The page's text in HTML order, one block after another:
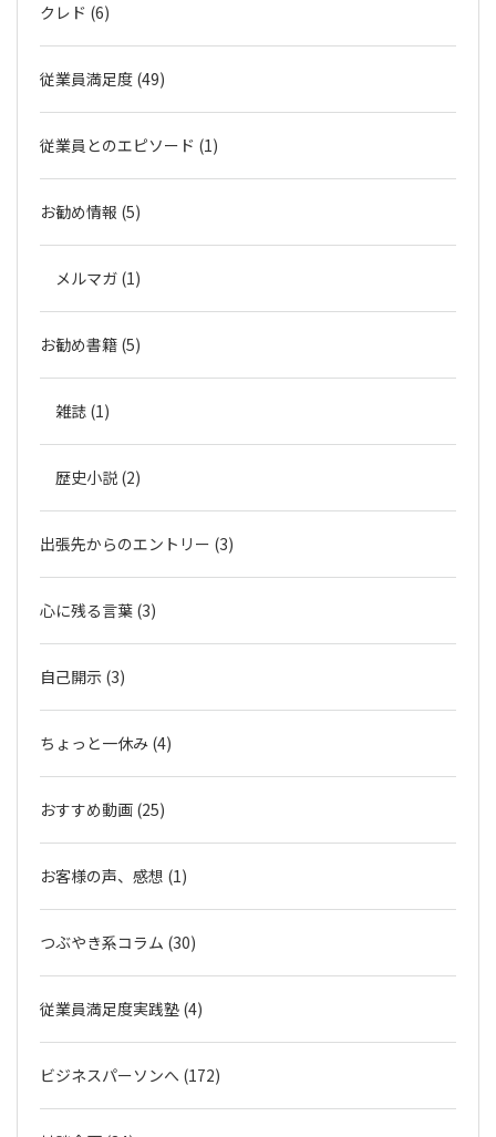
クレド (6)
従業員満足度 (49)
従業員とのエピソード (1)
お勧め情報 (5)
メルマガ (1)
お勧め書籍 (5)
雑誌 (1)
歴史小説 (2)
出張先からのエントリー (3)
心に残る言葉 (3)
自己開示 (3)
ちょっと一休み (4)
おすすめ動画 (25)
お客様の声、感想 (1)
つぶやき系コラム (30)
従業員満足度実践塾 (4)
ビジネスパーソンへ (172)